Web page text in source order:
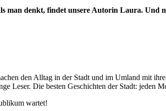
man denkt, findet unsere Autorin Laura. Und
den Alltag in der Stadt und im Umland mit
Leser. Die besten Geschichten der Stadt: jeden
wartet!